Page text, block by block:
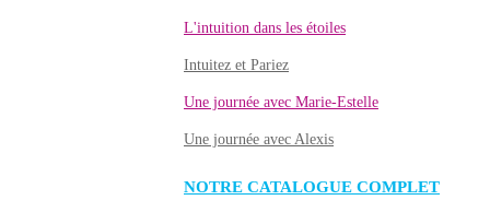
L'intuition dans les étoiles
Intuitez et Pariez
Une journée avec Marie-Estelle
Une journée avec Alexis
NOTRE CATALOGUE COMPLET